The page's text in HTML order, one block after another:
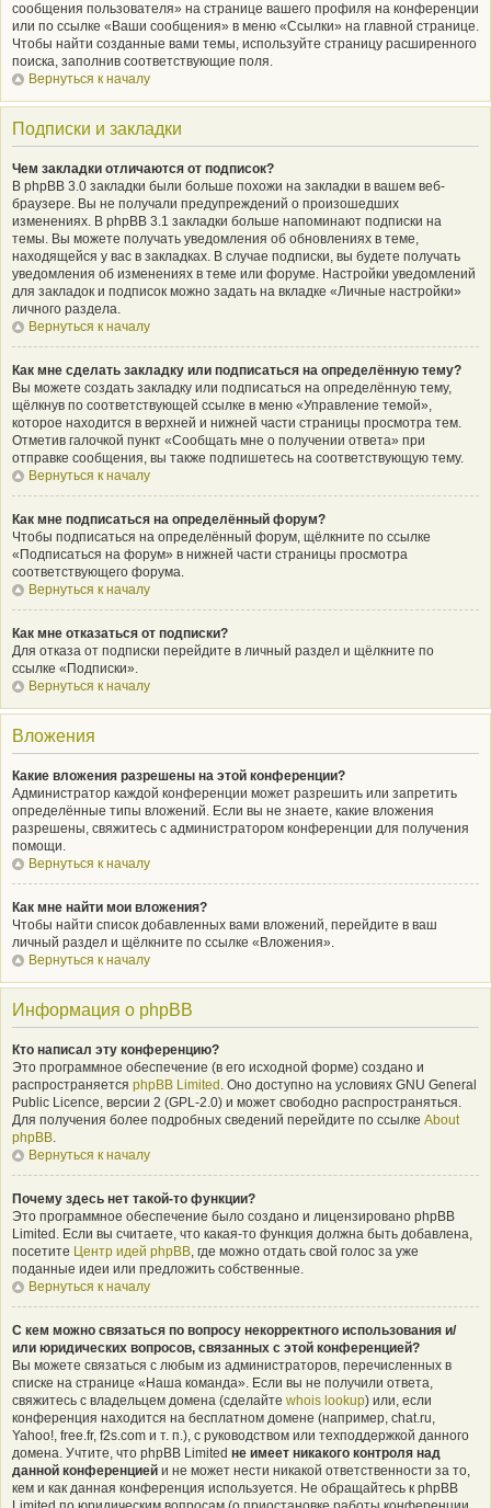
сообщения пользователя» на странице вашего профиля на конференции
или по ссылке «Ваши сообщения» в меню «Ссылки» на главной странице.
Чтобы найти созданные вами темы, используйте страницу расширенного
поиска, заполнив соответствующие поля.
Вернуться к началу
Подписки и закладки
Чем закладки отличаются от подписок?
В phpBB 3.0 закладки были больше похожи на закладки в вашем веб-
браузере. Вы не получали предупреждений о произошедших
изменениях. В phpBB 3.1 закладки больше напоминают подписки на
темы. Вы можете получать уведомления об обновлениях в теме,
находящейся у вас в закладках. В случае подписки, вы будете получать
уведомления об изменениях в теме или форуме. Настройки уведомлений
для закладок и подписок можно задать на вкладке «Личные настройки»
личного раздела.
Вернуться к началу
Как мне сделать закладку или подписаться на определённую тему?
Вы можете создать закладку или подписаться на определённую тему,
щёлкнув по соответствующей ссылке в меню «Управление темой»,
которое находится в верхней и нижней части страницы просмотра тем.
Отметив галочкой пункт «Сообщать мне о получении ответа» при
отправке сообщения, вы также подпишетесь на соответствующую тему.
Вернуться к началу
Как мне подписаться на определённый форум?
Чтобы подписаться на определённый форум, щёлкните по ссылке
«Подписаться на форум» в нижней части страницы просмотра
соответствующего форума.
Вернуться к началу
Как мне отказаться от подписки?
Для отказа от подписки перейдите в личный раздел и щёлкните по
ссылке «Подписки».
Вернуться к началу
Вложения
Какие вложения разрешены на этой конференции?
Администратор каждой конференции может разрешить или запретить
определённые типы вложений. Если вы не знаете, какие вложения
разрешены, свяжитесь с администратором конференции для получения
помощи.
Вернуться к началу
Как мне найти мои вложения?
Чтобы найти список добавленных вами вложений, перейдите в ваш
личный раздел и щёлкните по ссылке «Вложения».
Вернуться к началу
Информация о phpBB
Кто написал эту конференцию?
Это программное обеспечение (в его исходной форме) создано и
распространяется phpBB Limited . Оно доступно на условиях GNU General
Public Licence, версии 2 (GPL-2.0) и может свободно распространяться.
Для получения более подробных сведений перейдите по ссылке About
phpBB.
Вернуться к началу
Почему здесь нет такой-то функции?
Это программное обеспечение было создано и лицензировано phpBB
Limited. Если вы считаете, что какая-то функция должна быть добавлена,
посетите Центр идей phpBB, где можно отдать свой голос за уже
поданные идеи или предложить собственные.
Вернуться к началу
С кем можно связаться по вопросу некорректного использования и/
или юридических вопросов, связанных с этой конференцией?
Вы можете связаться с любым из администраторов, перечисленных в
списке на странице «Наша команда». Если вы не получили ответа,
свяжитесь с владельцем домена (сделайте whois lookup) или, если
конференция находится на бесплатном домене (например, chat.ru,
Yahoo!, free.fr, f2s.com и т. п.), с руководством или техподдержкой данного
домена. Учтите, что phpBB Limited не имеет никакого контроля над
данной конференцией и не может нести никакой ответственности за то,
кем и как данная конференция используется. Не обращайтесь к phpBB